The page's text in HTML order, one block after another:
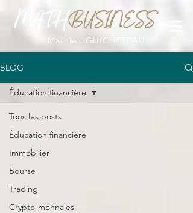
Mathieu GUICHETEAU
BLOG
Tous les posts
Éducation financière
Immobilier
Bourse
Trading
Crypto-monnaies
Éducation financière